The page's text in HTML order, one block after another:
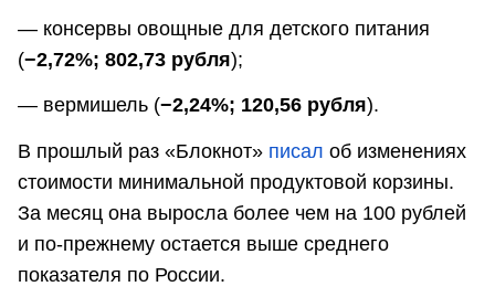
— консервы овощные для детского питания
(−2,72%; 802,73 рубля);
— вермишель (−2,24%; 120,56 рубля).
В прошлый раз «Блокнот» писал об изменениях
стоимости минимальной продуктовой корзины.
За месяц она выросла более чем на 100 рублей
и по-прежнему остается выше среднего
показателя по России.